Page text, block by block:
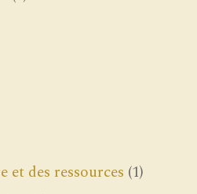
des ressources (1)